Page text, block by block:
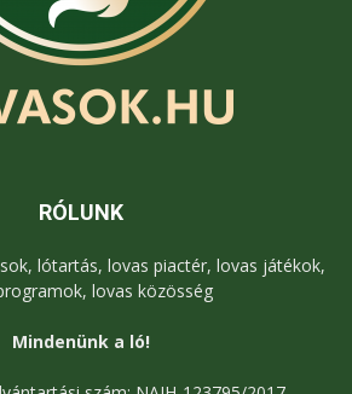
RÓLUNK
lótartás, lovas piactér, lovas játékok,
lovas közösség
Mindenünk a ló!